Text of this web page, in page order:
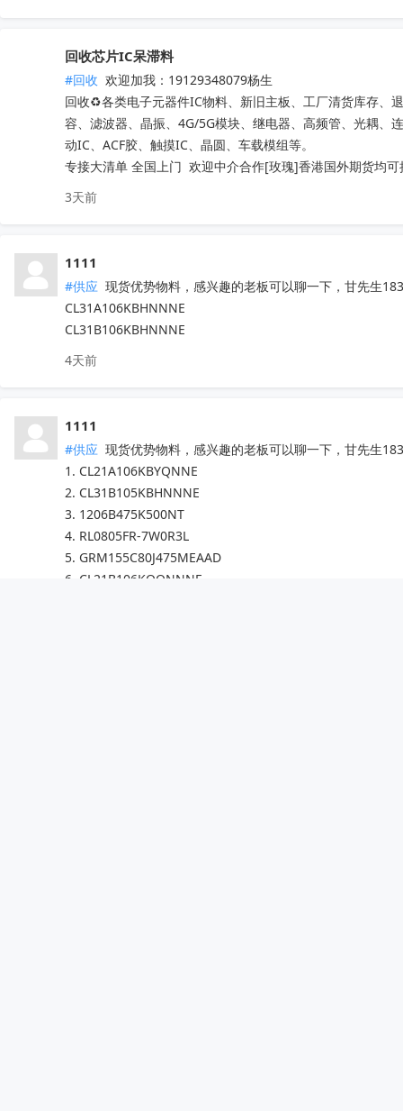
回收芯片IC呆滞料
#回收 欢迎加我：19129348079杨生
回收♻️各类电子元器件IC物料、新旧主板、工厂清货库存、
容、滤波器、晶振、4G/5G模块、继电器、高频管、光耦、
动IC、ACF胶、触摸IC、晶圆、车载模组等。
专接大清单 全国上门  欢迎中介合作[玫瑰]香港国外期货均可
3天前
1111
#供应 现货优势物料，感兴趣的老板可以聊一下，甘先生
CL31A106KBHNNNE
CL31B106KBHNNNE
4天前
1111
#供应 现货优势物料，感兴趣的老板可以聊一下，甘先生
1. CL21A106KBYQNNE
2. CL31B105KBHNNNE
3. 1206B475K500NT
4. RL0805FR-7W0R3L
5. GRM155C80J475MEAAD
6. CL21B106KOQNNNE